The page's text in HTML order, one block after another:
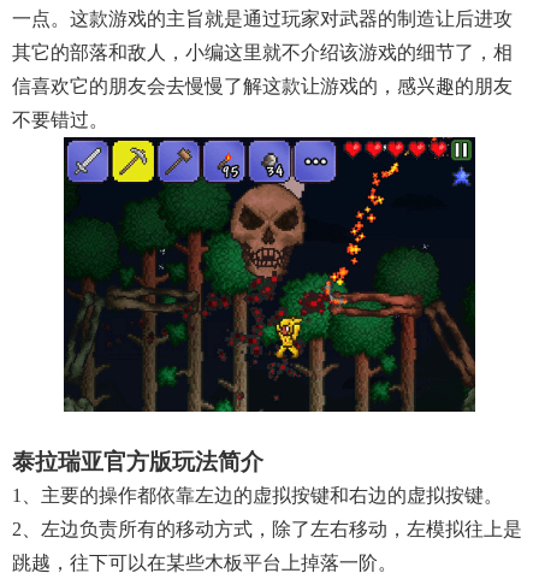
一点。这款游戏的主旨就是通过玩家对武器的制造让后进攻
其它的部落和敌人，小编这里就不介绍该游戏的细节了，相
信喜欢它的朋友会去慢慢了解这款让游戏的，感兴趣的朋友
不要错过。
泰拉瑞亚官方版玩法简介
1、主要的操作都依靠左边的虚拟按键和右边的虚拟按键。
2、左边负责所有的移动方式，除了左右移动，左模拟往上是
跳越，往下可以在某些木板平台上掉落一阶。